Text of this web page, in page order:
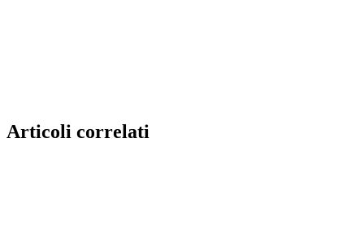
Articoli correlati